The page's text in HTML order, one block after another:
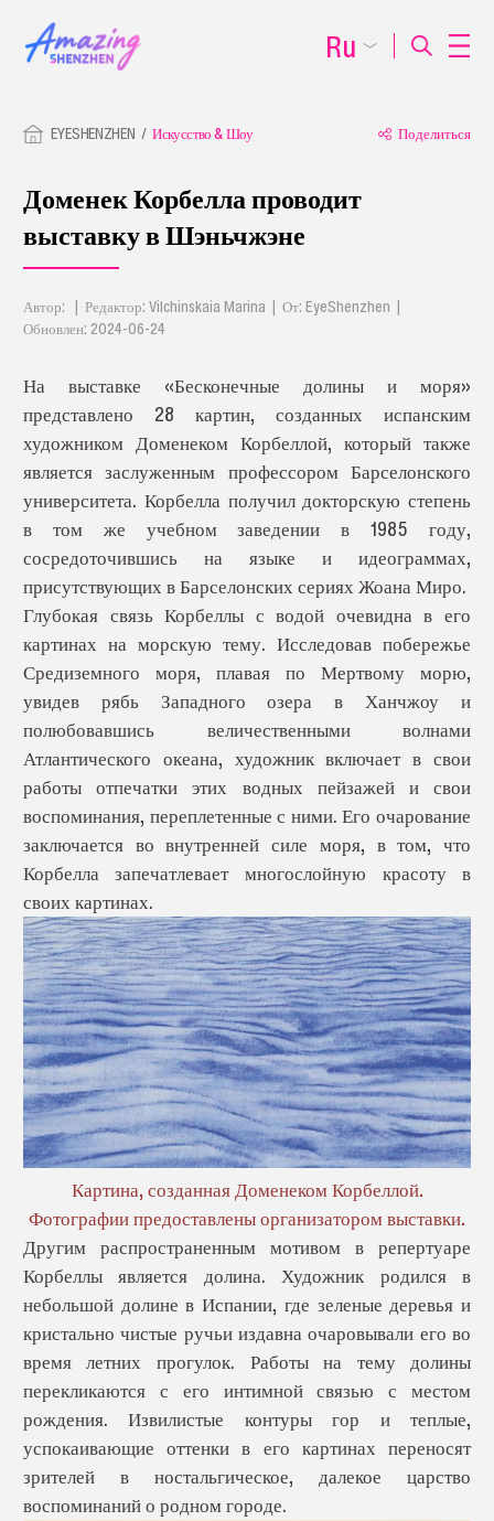
EYESHENZHEN Искусство & Шоу Поделиться
Доменек Корбелла проводит
выставку в Шэньчжэне
Автор: | Редактор: Vilchinskaia Marina | От: EyeShenzhen |
Обновлен: 2024-06-24
На выставке «Бесконечные долины и моря»
представлено 28 картин, созданных испанским
художником Доменеком Корбеллой, который также
является заслуженным профессором Барселонского
университета. Корбелла получил докторскую степень
в том же учебном заведении в 1985 году,
сосредоточившись на языке и идеограммах,
присутствующих в Барселонских сериях Жоана Миро.
Глубокая связь Корбеллы с водой очевидна в его
картинах на морскую тему. Исследовав побережье
Средиземного моря, плавая по Мертвому морю,
увидев рябь Западного озера в Ханчжоу и
полюбовавшись величественными волнами
Атлантического океана, художник включает в свои
работы отпечатки этих водных пейзажей и свои
воспоминания, переплетенные с ними. Его очарование
заключается во внутренней силе моря, в том, что
Корбелла запечатлевает многослойную красоту в
своих картинах.
Картина, созданная Доменеком Корбеллой.
Фотографии предоставлены организатором выставки.
Другим распространенным мотивом в репертуаре
Корбеллы является долина. Художник родился в
небольшой долине в Испании, где зеленые деревья и
кристально чистые ручьи издавна очаровывали его во
время летних прогулок. Работы на тему долины
перекликаются с его интимной связью с местом
рождения. Извилистые контуры гор и теплые,
успокаивающие оттенки в его картинах переносят
зрителей в ностальгическое, далекое царство
воспоминаний о родном городе.
Ru